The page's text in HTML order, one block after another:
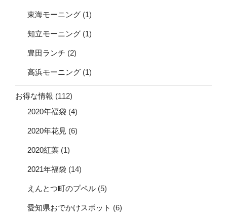
東海モーニング (1)
知立モーニング (1)
豊田ランチ (2)
高浜モーニング (1)
お得な情報 (112)
2020年福袋 (4)
2020年花見 (6)
2020紅葉 (1)
2021年福袋 (14)
えんとつ町のプペル (5)
愛知県おでかけスポット (6)